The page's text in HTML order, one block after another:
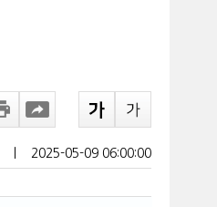
2025-05-09 06:00:00